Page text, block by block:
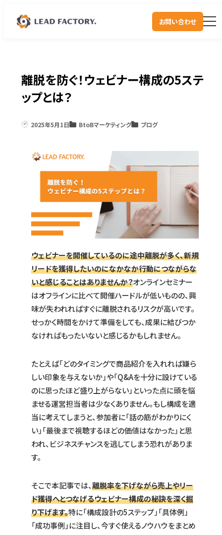
お問い合わせ
離脱を防ぐ！ウェビナー構成の5ステ
ップとは？
2025年5月1日 BtoBマーケティング ブログ
ウェビナーを開催しているのに途中離脱が多く、新規
リードを獲得したいのになかなか行動につながらな
いと感じることはありませんか？オンラインセミナー
はオフラインに比べて開催ハードルが低いものの、興
味が失われればすぐに離脱されるリスクが高いです。
せっかく時間をかけて準備をしても、成果に結びつか
なければもったいないと感じるかもしれません。
たとえば「どのタイミングで商品紹介を入れれば嫌ら
しい印象を与えないか」や「Q&Aを十分に設けている
のに思ったほど盛り上がらない」といった点に頭を悩
ませる運営担当者は少なくありません。もし構成を適
当に考えてしまうと、参加者に「話の筋がわかりにく
い」「最後まで視聴するほどの価値はなかった」と思
われ、ビジネスチャンスを逃してしまう恐れがありま
す。
そこで本記事では、離脱率を下げながら売上やリー
ド獲得へとつなげるウェビナー構成の秘訣を深く掘
り下げます。特に「構成設計の5ステップ」「具体例」
「成功事例」に注目し、今すぐ使えるノウハウをまとめ